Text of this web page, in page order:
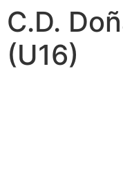
C.D.
(U16)